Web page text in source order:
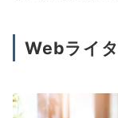
Webライ